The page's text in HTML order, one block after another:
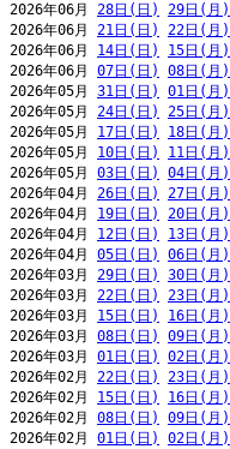
2026年06月 28日(日) 29日(月)
2026年06月 21日(日) 22日(月)
2026年06月 14日(日) 15日(月)
2026年06月 07日(日) 08日(月)
2026年05月 31日(日) 01日(月)
2026年05月 24日(日) 25日(月)
2026年05月 17日(日) 18日(月)
2026年05月 10日(日) 11日(月)
2026年05月 03日(日) 04日(月)
2026年04月 26日(日) 27日(月)
2026年04月 19日(日) 20日(月)
2026年04月 12日(日) 13日(月)
2026年04月 05日(日) 06日(月)
2026年03月 29日(日) 30日(月)
2026年03月 22日(日) 23日(月)
2026年03月 15日(日) 16日(月)
2026年03月 08日(日) 09日(月)
2026年03月 01日(日) 02日(月)
2026年02月 22日(日) 23日(月)
2026年02月 15日(日) 16日(月)
2026年02月 08日(日) 09日(月)
2026年02月 01日(日) 02日(月)